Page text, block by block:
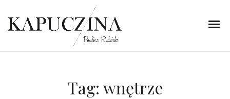
Tag: wnętrze